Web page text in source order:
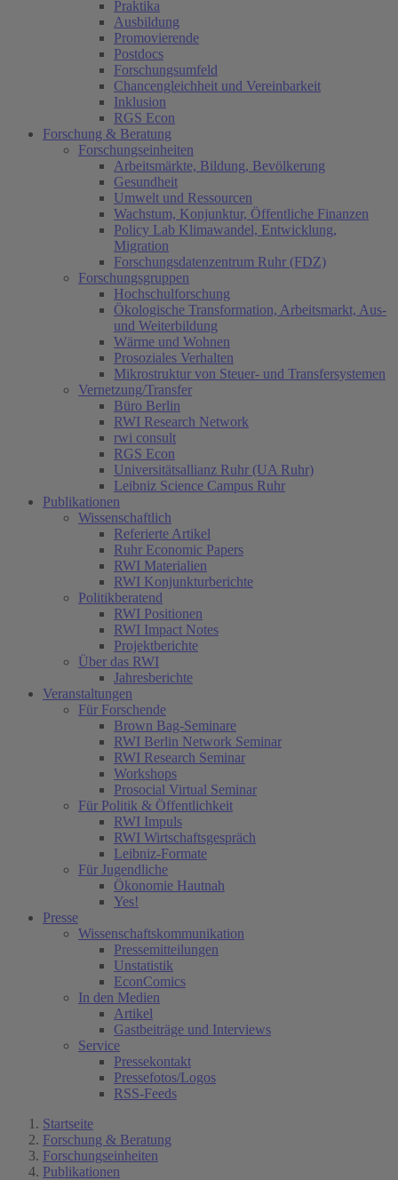
Praktika
Ausbildung
Promovierende
Postdocs
Forschungsumfeld
Chancengleichheit und Vereinbarkeit
Inklusion
RGS Econ
Forschung & Beratung
Forschungseinheiten
Arbeitsmärkte, Bildung, Bevölkerung
Gesundheit
Umwelt und Ressourcen
Wachstum, Konjunktur, Öffentliche Finanzen
Policy Lab Klimawandel, Entwicklung,
Migration
Forschungsdatenzentrum Ruhr (FDZ)
Forschungsgruppen
Hochschulforschung
Ökologische Transformation, Arbeitsmarkt, Aus-
und Weiterbildung
Wärme und Wohnen
Prosoziales Verhalten
Mikrostruktur von Steuer- und Transfersystemen
Vernetzung/Transfer
Büro Berlin
RWI Research Network
rwi consult
RGS Econ
Universitätsallianz Ruhr (UA Ruhr)
Leibniz Science Campus Ruhr
Publikationen
Wissenschaftlich
Referierte Artikel
Ruhr Economic Papers
RWI Materialien
RWI Konjunkturberichte
Politikberatend
RWI Positionen
RWI Impact Notes
Projektberichte
Über das RWI
Jahresberichte
Veranstaltungen
Für Forschende
Brown Bag-Seminare
RWI Berlin Network Seminar
RWI Research Seminar
Workshops
Prosocial Virtual Seminar
Für Politik & Öffentlichkeit
RWI Impuls
RWI Wirtschaftsgespräch
Leibniz-Formate
Für Jugendliche
Ökonomie Hautnah
Yes!
Presse
Wissenschaftskommunikation
Pressemitteilungen
Unstatistik
EconComics
In den Medien
Artikel
Gastbeiträge und Interviews
Service
Pressekontakt
Pressefotos/Logos
RSS-Feeds
Startseite
Forschung & Beratung
Forschungseinheiten
Publikationen